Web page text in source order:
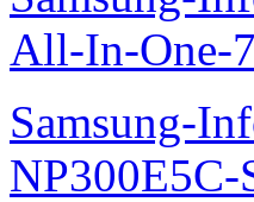
All-In-One-
Samsung-
NP300E5C-